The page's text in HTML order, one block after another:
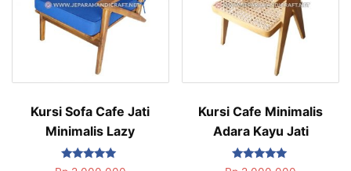
Kursi Sofa Cafe Jati
Minimalis Lazy
Dinilai
Kursi Cafe Minimalis
Adara Kayu Jati
Dinilai